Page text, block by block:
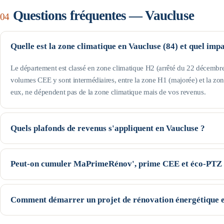
04 Questions fréquentes —Vaucluse
Quelle est la zone climatique en Vaucluse (84) et quel
Le département est classé en zone climatique H2 (arrêté du 22
volumes CEE y sont intermédiaires, entre la zone H1 (majorée) et la
eux, ne dépendent pas de la zone climatique mais de vos revenus.
Quels plafonds de revenus s'appliquent en Vaucluse ?
Le département est hors Île-de-France : pour une personne seule, le
revenu fiscal de référence, le Jaune jusqu'à 22 259 € et le Violet jusqu'à
Peut-on cumuler MaPrimeRénov', prime CEE et éco-PTZ
Oui, ces trois dispositifs nationaux sont cumulables sur un même
la prime CEE se déduisent du devis (avec un écrêtement selon votre
Comment démarrer un projet de rénovation énergétique